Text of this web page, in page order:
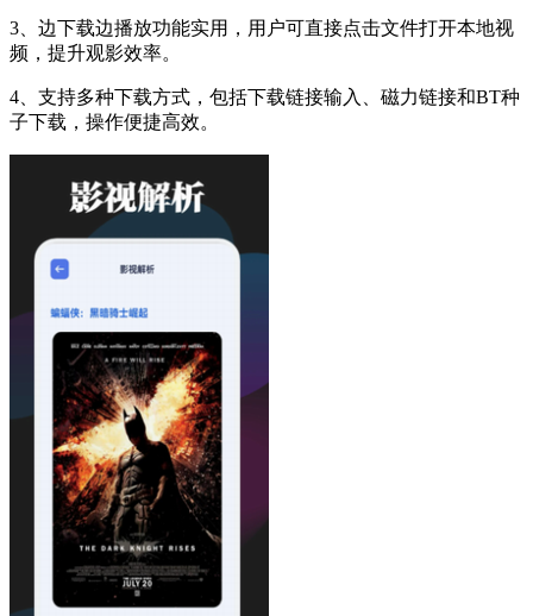
3、边下载边播放功能实用，用户可直接点击文件打开本地视
频，提升观影效率。
4、支持多种下载方式，包括下载链接输入、磁力链接和BT种
子下载，操作便捷高效。